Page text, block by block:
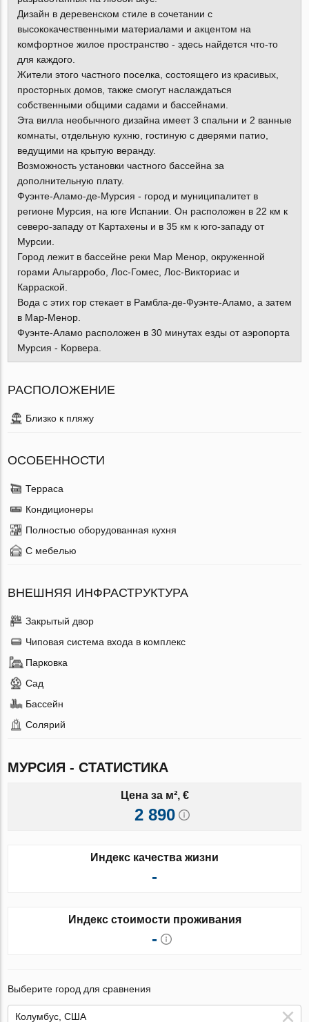
Дизайн в деревенском стиле в сочетании с
высококачественными материалами и акцентом на
комфортное жилое пространство - здесь найдется что-то
для каждого.
Жители этого частного поселка, состоящего из красивых,
просторных домов, также смогут наслаждаться
собственными общими садами и бассейнами.
Эта вилла необычного дизайна имеет 3 спальни и 2 ванные
комнаты, отдельную кухню, гостиную с дверями патио,
ведущими на крытую веранду.
Возможность установки частного бассейна за
дополнительную плату.
Фуэнте-Аламо-де-Мурсия - город и муниципалитет в
регионе Мурсия, на юге Испании. Он расположен в 22 км к
северо-западу от Картахены и в 35 км к юго-западу от
Мурсии.
Город лежит в бассейне реки Мар Менор, окруженной
горами Альгарробо, Лос-Гомес, Лос-Викториас и
Карраской.
Вода с этих гор стекает в Рамбла-де-Фуэнте-Аламо, а затем
в Мар-Менор.
Фуэнте-Аламо расположен в 30 минутах езды от аэропорта
Мурсия - Корвера.
РАСПОЛОЖЕНИЕ
Близко к пляжу
ОСОБЕННОСТИ
Терраса
Кондиционеры
Полностью оборудованная кухня
С мебелью
ВНЕШНЯЯ ИНФРАСТРУКТУРА
Закрытый двор
Чиповая система входа в комплекс
Парковка
Сад
Бассейн
Солярий
МУРСИЯ - СТАТИСТИКА
Цена за м², €
2 890
Индекс качества жизни
-
Индекс стоимости проживания
-
Выберите город для сравнения